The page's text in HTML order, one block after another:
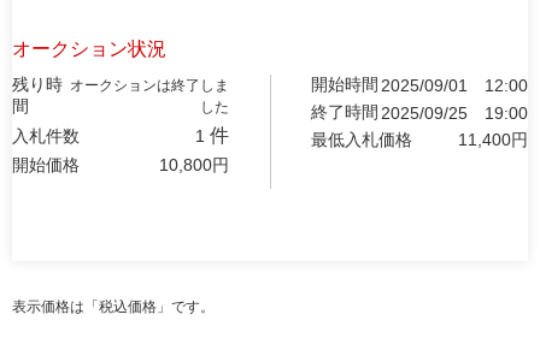
オークション状況
残り時
間
オークションは終了しま
した
入札件数 1 件
開始価格 10,800円
開始時間 2025/09/01
12:00
終了時間 2025/09/25
19:00
最低入札価格
11,400円
表示価格は「税込価格」です。